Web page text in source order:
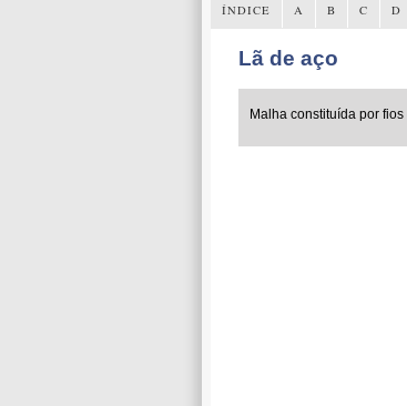
ÍNDICE A B C D
Lã de aço
Malha constituída por